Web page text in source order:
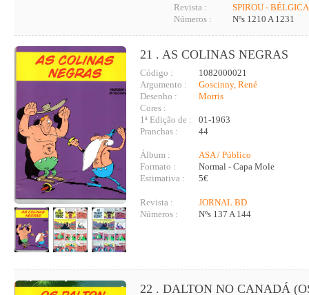
Revista :
SPIROU - BÉLGICA
Números :
Nºs 1210 A 1231
21 . AS COLINAS NEGRAS
Código :
1082000021
Argumento :
Goscinny, René
Desenho :
Morris
Cores :
1ª Edição de :
01-1963
Pranchas :
44
Álbum :
ASA / Público
Formato :
Normal - Capa Mole
Estimativa :
5€
Revista :
JORNAL BD
Números :
Nºs 137 A 144
22 . DALTON NO CANADÁ